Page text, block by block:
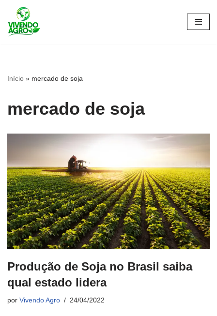
Pular
para
Início » mercado de soja
mercado de soja
Produção de Soja no Brasil saiba
qual estado lidera
por Vivendo Agro 24/04/2022